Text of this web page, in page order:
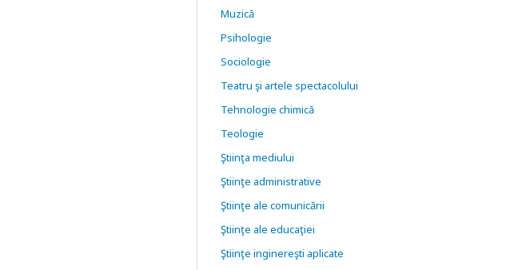
Muzică
Psihologie
Sociologie
Teatru şi artele spectacolului
Tehnologie chimică
Teologie
Ştiinţa mediului
Ştiinţe administrative
Ştiinţe ale comunicării
Ştiinţe ale educaţiei
Ştiinţe inginereşti aplicate